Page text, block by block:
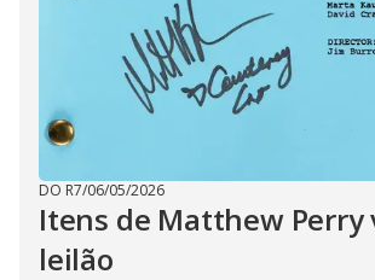
DO R7/06/05/2026
Itens de Matthew Perry
leilão